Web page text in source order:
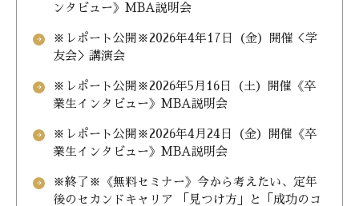
ンタビュー》MBA説明会
arrow_forward
※レポート公開※2026年4年17日（金）開催＜学
友会＞講演会
arrow_forward
※レポート公開※2026年5月16日（土）開催《卒
業生インタビュー》MBA説明会
arrow_forward
※レポート公開※2026年4月24日（金）開催《卒
業生インタビュー》MBA説明会
arrow_forward
※終了※《無料セミナー》今から考えたい、定年
後のセカンドキャリア 「見つけ方」と「成功のコ